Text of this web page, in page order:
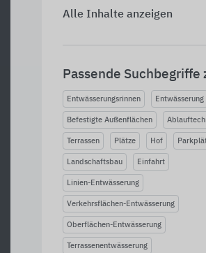
Alle Inhalte anzeigen
Passende Suchbegriffe
Entwässerungsrinnen Entwässerung
Befestigte Außenflächen
Terrassen Plätze Hof
Landschaftsbau Einfahrt
Linien-Entwässerung
Verkehrsflächen-Entwässerung
Oberflächen-Entwässerung
Terrassenentwässerung